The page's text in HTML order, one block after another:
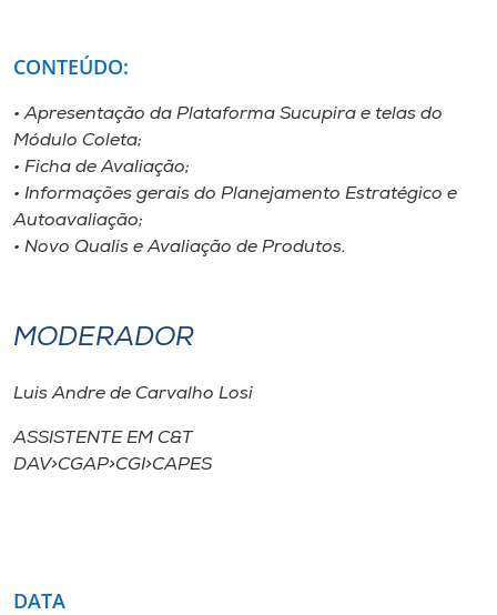
CONTEÚDO:
• Apresentação da Plataforma Sucupira e telas do
Módulo Coleta;
• Ficha de Avaliação;
• Informações gerais do Planejamento Estratégico e
Autoavaliação;
• Novo Qualis e Avaliação de Produtos.
MODERADOR
Luis Andre de Carvalho Losi
ASSISTENTE EM C&T
DAV>CGAP>CGI>CAPES
DATA